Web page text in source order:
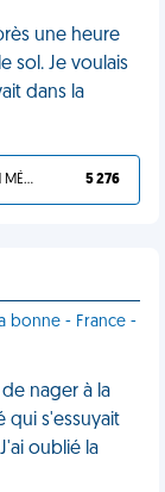
une heure
sol. Je voulais
dans la
TU L'AS BIEN MÉRITÉ 5 276
bonne - France -
nager à la
qui s'essuyait
oublié la